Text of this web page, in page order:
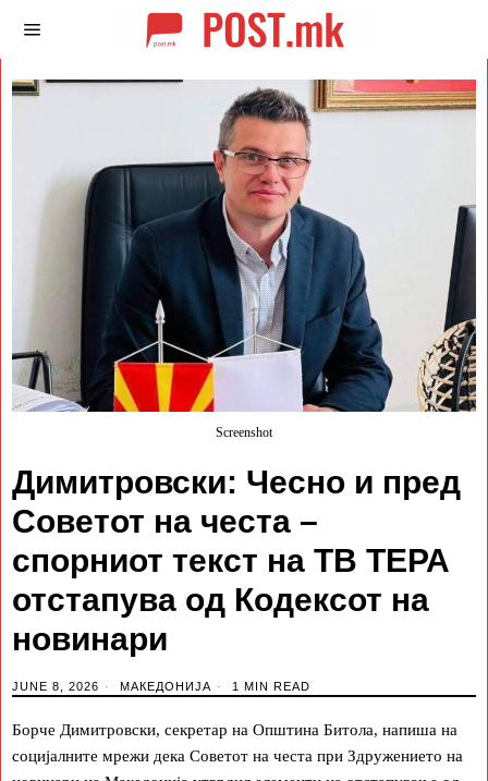
Screenshot
Димитровски: Чесно и пред
Советот на честа –
спорниот текст на ТВ ТЕРА
отстапува од Кодексот на
новинари
JUNE 8, 2026 МАКЕДОНИЈА 1 MIN READ
Борче Димитровски, секретар на Општина Битола, напиша на
социјалните мрежи дека Советот на честа при Здружението на